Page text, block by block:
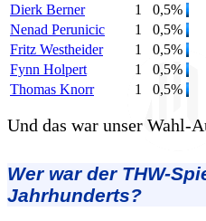
Dierk Berner
1
0,5%
Nenad Perunicic
1
0,5%
Fritz Westheider
1
0,5%
Fynn Holpert
1
0,5%
Thomas Knorr
1 0,5%
Und das war unser Wahl-
Wer war der THW-
Jahrhunderts?